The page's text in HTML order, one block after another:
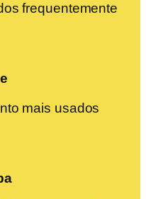
frequentemente
mais usados